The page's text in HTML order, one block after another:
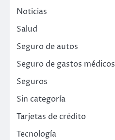
Noticias
Salud
Seguro de autos
Seguro de gastos médicos
Seguros
Sin categoría
Tarjetas de crédito
Tecnología